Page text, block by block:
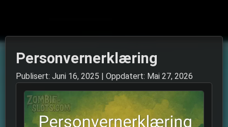
Personvernerklæring
Publisert: Juni 16, 2025 | Oppdatert: Mai 27, 2026